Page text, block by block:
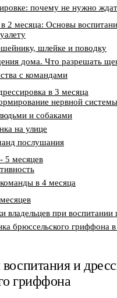
почему не нужно
2 месяца: Основы
шлейке и поводку
дома. Что разрешать
с командами
в 3 месяца
нервной системы
и собаками
на улице
послушания
5 месяцев
в 4 месяца
владельцев при воспитании
брюссельского гриффона в
и
гриффона